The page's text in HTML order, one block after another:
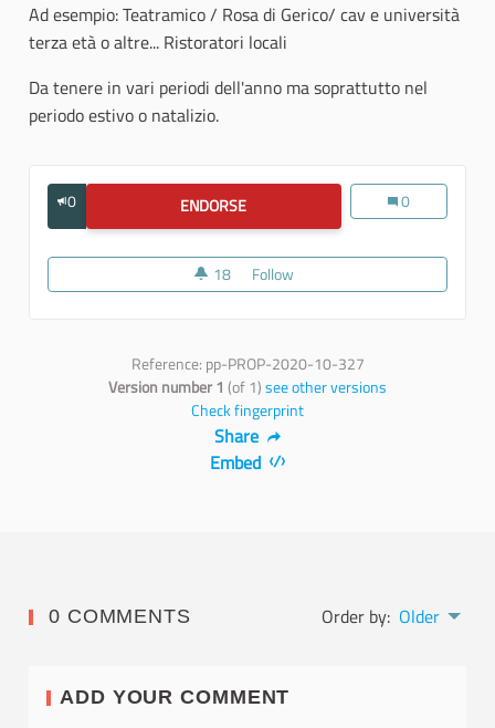
Ad esempio: Teatramico / Rosa di Gerico/ cav e università
terza età o altre... Ristoratori locali
Da tenere in vari periodi dell'anno ma soprattutto nel
periodo estivo o natalizio.
0 ENDORSE LUOGHI E MEMORIE DA "CON-
Luoghi e
0
18 18 followers
Follow
Reference: pp-PROP-2020-10-327
Version number 1 (of 1)see other versions
Check fingerprint
Share
Embed
0 COMMENTS Order by: Older
ADD YOUR COMMENT